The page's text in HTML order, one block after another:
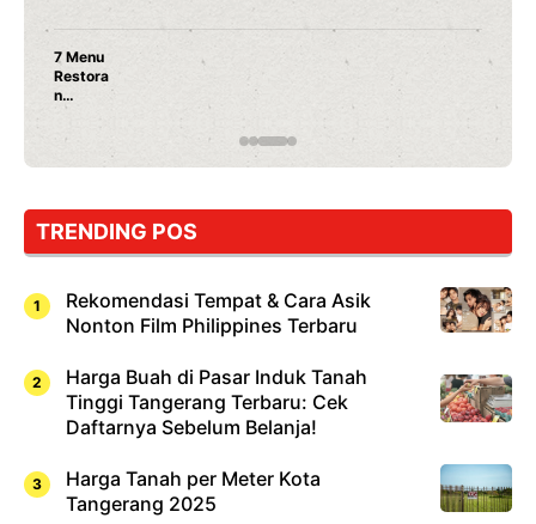
7 Menu
Restora
n
Jepang
yang
Dicoba,
Cuma
Sushi!
TRENDING POS
Rekomendasi Tempat & Cara Asik
Nonton Film Philippines Terbaru
Harga Buah di Pasar Induk Tanah
Tinggi Tangerang Terbaru: Cek
Daftarnya Sebelum Belanja!
Harga Tanah per Meter Kota
Tangerang 2025